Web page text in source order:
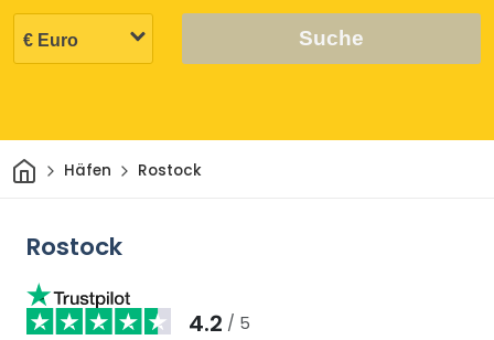
Suche
HeimHäfen Rostock
Rostock
4.2 / 5